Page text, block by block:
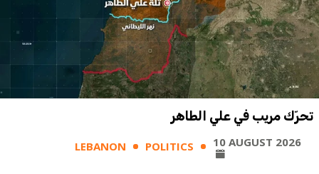
تحرّك مريب في علي الطاهر
LEBANON POLITICS 10 AUGUST 2026